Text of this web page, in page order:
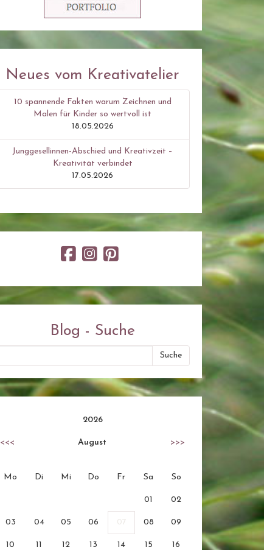
Neues vom Kreativatelier
10 spannende Fakten warum Zeichnen und
Malen für Kinder so wertvoll ist
18.05.2026
Junggesellinnen-Abschied und Kreativzeit –
Kreativität verbindet
17.05.2026
Blog - Suche
2026
<<< August >>>
Mo Di Mi Do Fr Sa So
01 02
03 04 05 06 07 08 09
10 11 12 13 14 15 16